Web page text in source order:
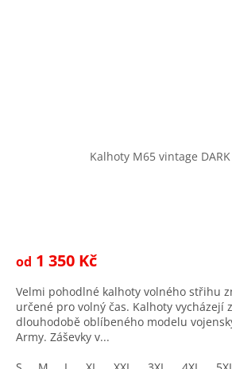
Kalhoty M65 vintage DARK
od 1 350 Kč
Velmi pohodlné kalhoty volného střihu
určené pro volný čas. Kalhoty vycházejí
dlouhodobě oblíbeného modelu
Army. Záševky v...